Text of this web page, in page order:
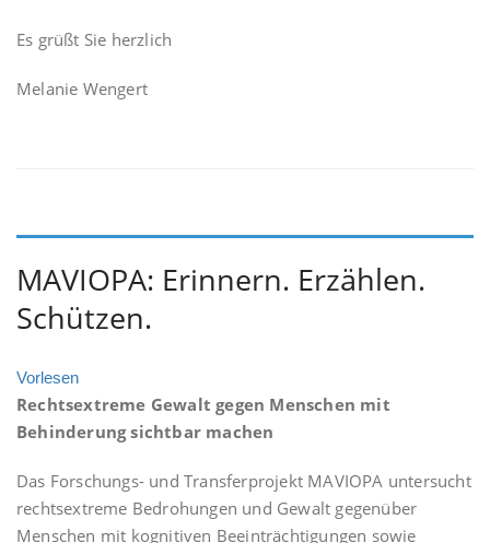
Es grüßt Sie herzlich
Melanie Wengert
MAVIOPA: Erinnern. Erzählen.
Schützen.
Vorlesen
Rechtsextreme Gewalt gegen Menschen mit
Behinderung sichtbar machen
Das Forschungs- und Transferprojekt MAVIOPA untersucht
rechtsextreme Bedrohungen und Gewalt gegenüber
Menschen mit kognitiven Beeinträchtigungen sowie